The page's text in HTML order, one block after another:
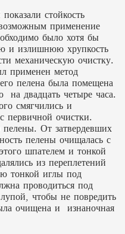
стойкость
применение
было хотя бы
и излишнюю хрупкость
механическую очистку.
применен метод
пелена была помещена
на двадцать четыре часа.
смягчились и
первичной очистки.
пелены. От затвердевших
пелены очищалась с
шпателем и тонкой
из переплетений
тонкой иглы под
проводиться под
чтобы не повредить
очищена и изнаночная